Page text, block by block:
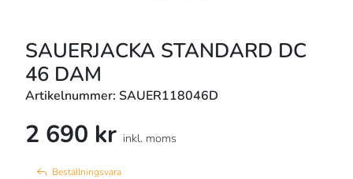
SAUERJACKA STANDARD DC
46 DAM
Artikelnummer: SAUER118046D
2 690 kr inkl. moms
Beställningsvara